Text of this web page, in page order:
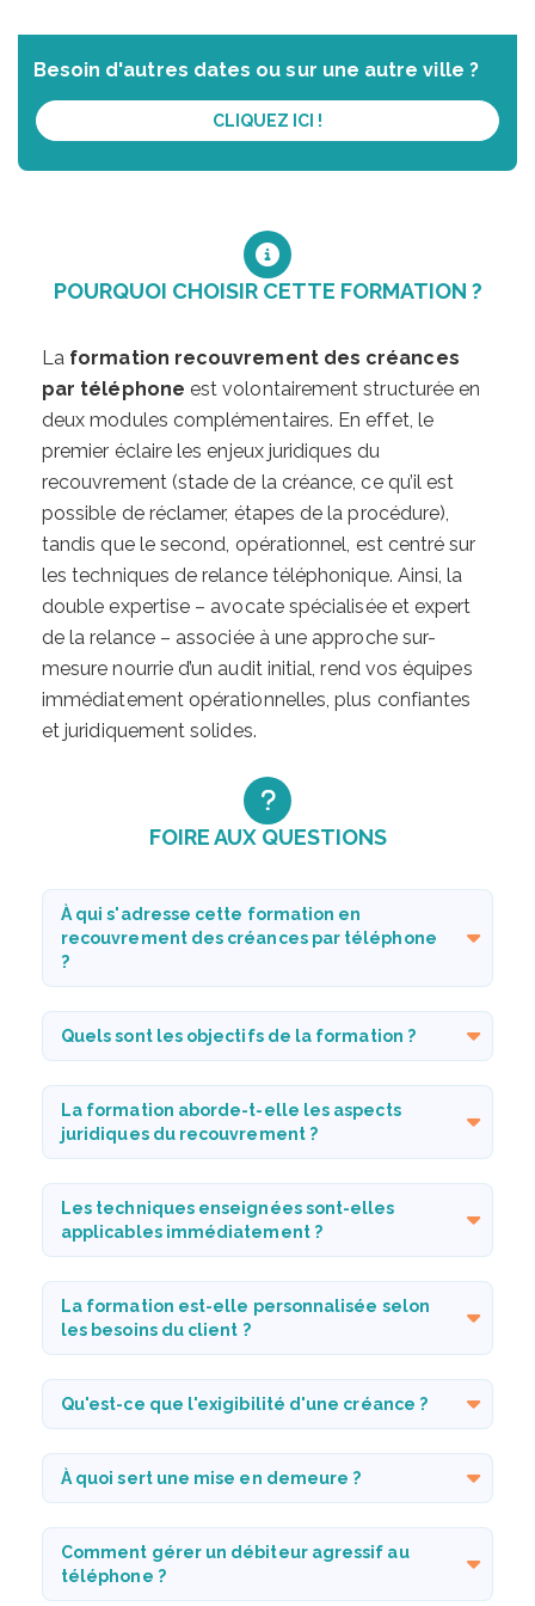
Besoin d'autres dates ou sur une autre ville ?
CLIQUEZ ICI !
POURQUOI CHOISIR CETTE FORMATION ?
La formation recouvrement des créances
par téléphone est volontairement structurée en
deux modules complémentaires. En effet, le
premier éclaire les enjeux juridiques du
recouvrement (stade de la créance, ce qu’il est
possible de réclamer, étapes de la procédure),
tandis que le second, opérationnel, est centré sur
les techniques de relance téléphonique. Ainsi, la
double expertise – avocate spécialisée et expert
de la relance – associée à une approche sur-
mesure nourrie d’un audit initial, rend vos équipes
immédiatement opérationnelles, plus confiantes
et juridiquement solides.
FOIRE AUX QUESTIONS
À qui s'adresse cette formation en
recouvrement des créances par téléphone
?
Quels sont les objectifs de la formation ?
La formation aborde-t-elle les aspects
juridiques du recouvrement ?
Les techniques enseignées sont-elles
applicables immédiatement ?
La formation est-elle personnalisée selon
les besoins du client ?
Qu'est-ce que l'exigibilité d'une créance ?
À quoi sert une mise en demeure ?
Comment gérer un débiteur agressif au
téléphone ?